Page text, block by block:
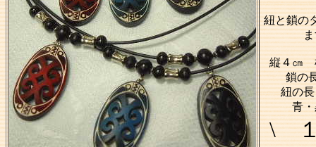
紐と鎖の
縦４㎝
鎖の
紐の
青
\